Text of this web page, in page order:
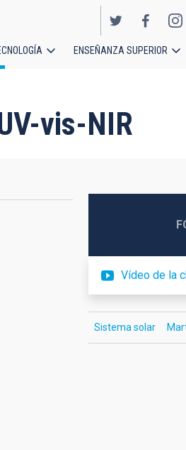
ENSEÑANZA SUPERIOR
vis-NIR
Vídeo de la
Sistema solar